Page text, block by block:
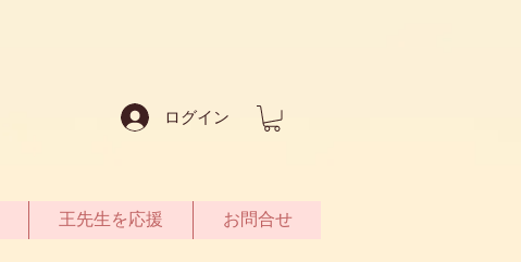
ログイン
王先生を応援 お問合せ